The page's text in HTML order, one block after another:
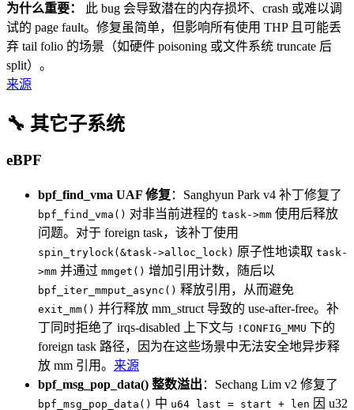
为什么重要：
此 bug 会导致潜在的内存损坏、crash 或难以调
试的 page fault。修复虽简单，但影响所有使用 THP 且可能丢
弃 tail folio 的场景（如硬件 poisoning 或文件系统 truncate 后
split）。
来源
🔧 其它子系统
eBPF
bpf_find_vma UAF 修复 ：Sanghyun Park v4 补丁修复了
bpf_find_vma() 对非当前进程的 task->mm 使用后释放
问题。对于 foreign task，该补丁使用
spin_trylock(&task->alloc_lock) 原子性地读取 task-
>mm 并通过 mmget() 增加引用计数，随后以
bpf_iter_mmput_async() 释放引用，从而避免
exit_mm() 并行释放 mm_struct 导致的 use-after-free。补
丁同时拒绝了 irqs-disabled 上下文与 !CONFIG_MMU 下的
foreign task 路径，因为在这些场景中无法安全地异步释
放 mm 引用。 来源
bpf_msg_pop_data() 整数溢出 ：Sechang Lim v2 修复了
bpf_msg_pop_data() 中 u64 last = start + len 因 u32